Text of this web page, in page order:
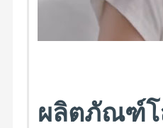
ผลิตภัณฑ์โ